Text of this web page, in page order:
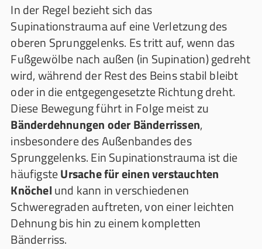
In der Regel bezieht sich das
Supinationstrauma auf eine Verletzung des
oberen Sprunggelenks. Es tritt auf, wenn das
Fußgewölbe nach außen (in Supination) gedreht
wird, während der Rest des Beins stabil bleibt
oder in die entgegengesetzte Richtung dreht.
Diese Bewegung führt in Folge meist zu
Bänderdehnungen oder Bänderrissen,
insbesondere des Außenbandes des
Sprunggelenks. Ein Supinationstrauma ist die
häufigsteUrsache für einen verstauchten
Knöchelund kann in verschiedenen
Schweregraden auftreten, von einer leichten
Dehnung bis hin zu einem kompletten
Bänderriss.